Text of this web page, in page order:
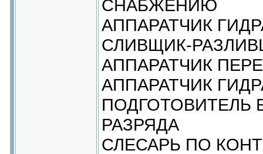
СНАБЖЕНИЮ
АППАРАТЧИК
СЛИВЩИК-
АППАРАТЧИК
АППАРАТЧИК
ПОДГОТОВИТЕЛЬ
РАЗРЯДА
СЛЕСАРЬ ПО